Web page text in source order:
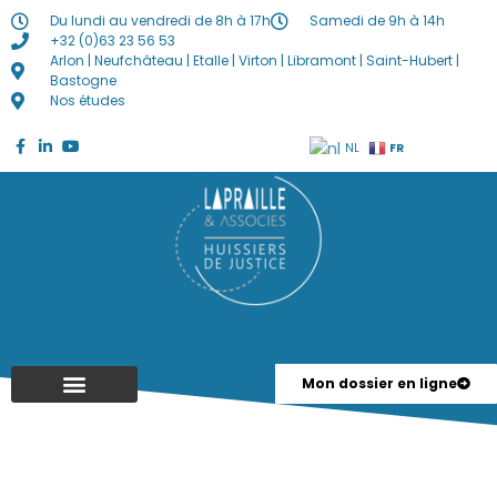
Du lundi au vendredi de 8h à 17h
Samedi de 9h à 14h
+32 (0)63 23 56 53
Arlon | Neufchâteau | Etalle | Virton | Libramont | Saint-Hubert |
Bastogne
Nos études
NL FR
Mon dossier en ligne